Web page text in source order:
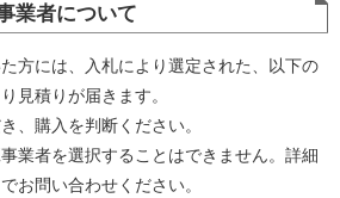
業者について
方には、入札により選定された、以下の
見積りが届きます。
、購入を判断ください。
業者を選択することはできません。詳細
でお問い合わせください。